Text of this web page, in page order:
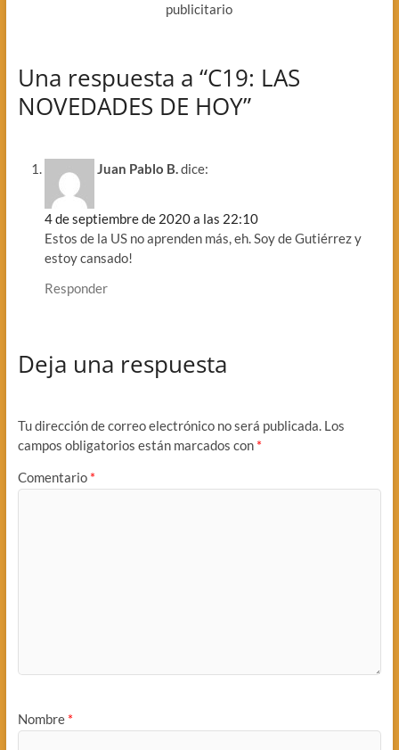
publicitario
Una respuesta a “C19: LAS
NOVEDADES DE HOY”
Juan Pablo B.dice:
4 de septiembre de 2020 a las 22:10
Estos de la US no aprenden más, eh. Soy de Gutiérrez y
estoy cansado!
Responder
Deja una respuesta
Tu dirección de correo electrónico no será publicada. Los
campos obligatorios están marcados con *
Comentario *
Nombre *